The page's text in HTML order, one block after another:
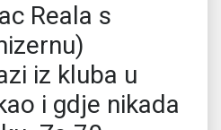
Reala s
iz kluba u
i gdje nikada